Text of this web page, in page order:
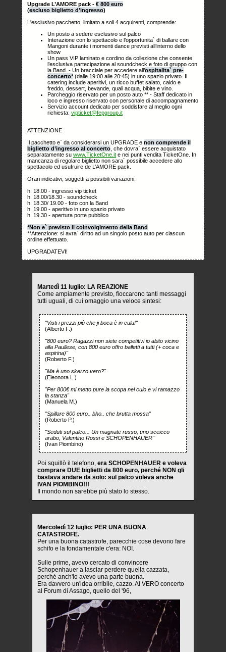
Upgrade L’AMORE pack - € 800 euro
(escluso biglietto d’ingresso)
L'esclusivo pacchetto, limitato a soli 4 acquirenti, comprende:
Un posto a sedere esclusivo sul palco
Interazione con lo spettacolo e l’opportunita` di ballare con
Mangoni durante i momenti dance previsti all’interno dello
show
Un pass VIP laminato e cordino da collezione che consente
l’esclusiva partecipazione al soundcheck e foto di gruppo con
la Band. - Un bracciale per accedere all’ospitalita` pre-
concerto*(dalle 19:00 alle 20:45) in uno spazio privato. Il
catering include aperitivi, un ricco buffet salato, caldo e
freddo, dessert, bevande, quali acqua, bibite e vino.
Parcheggio riservato per un posto auto ** - Staff dedicato in
loco e ingresso riservato con personale di accompagnamento
Servizio account dedicato per soddisfare al meglio ogni
richiesta: vipticket@fepgroup.it
ATTENZIONE
Il pacchetto e` da considerarsi un UPGRADE e non comprende il
biglietto d’ingresso al concerto , che dovra` essere acquistato
separatamente su www.TicketOne.it e nei punti vendita TicketOne. In
mancanza di regolare biglietto non sara` possibile accedere allo
spettacolo ed usufruire de L’AMORE pack.
Orari indicativi, soggetti a possibili variazioni:
h. 18.00 - ingresso vip ticket
h. 18.00/18.30 - soundcheck
h. 18.30/ 19.00 - foto con la Band
h. 19.00 - aperitivo in uno spazio privato
h. 19.30 - apertura porte pubblico
*Non e` previsto il coinvolgimento della Band
**Attenzione: si avra` diritto ad un singolo posto auto per ciascun
ordine effettuato.
UPGRADATEVI!
Martedì 11 luglio: LA REAZIONE
Come ampiamente previsto, fioccarono tanti messaggi
tutti uguali, di cui omaggio una veloce sintesi:
"Visti i prezzi più che ji boca è in culu!"
(Alberto F.)
"800 euro? Ragazzi non siete competitivi io abito vicino
alla Paullese, con 800 euro offro balletti a tutti (+ coca e
aspirina)"
(Roberto F.)
"Ma è uno skerzo vero?"
(Eleonora L. )
"Per 800€ mi metto pure la scopa nel culo e vi ramazzo
la stanza"
(Manuela M. )
"Spillare 800 euro.. bho.. che brutta mossa"
(Roberto P.)
"Seduti sul palco... Un magnate russo, uno sceicco
arabo, Valentino Rossi e SCHOPENHAUER"
(Ivan Piombino)
Poi squillò il telefono, era SCHOPENHAUER e voleva
comprare DUE biglietti da 800 euro, perché NON gli
bastava andare da solo: sul palco voleva anche
IVAN PIOMBINO!!!
Il mondo non sarebbe più stato lo stesso.
Mercoledì 12 luglio: PER UNA BUONA
CATASTROFE.
Per una buona catastrofe, parecchie cose devono fare
schifo e la fondamentale c'era: NOI.
Sulle prime, avevo cercato di convincere
Schopenhauer a lasciar perdere quella cazzata,
perché anch'io avevo una parte buona.
Era davvero un'idea orribile, cazzo. Al VERO concerto
al Forum di Assago, quello del '96,